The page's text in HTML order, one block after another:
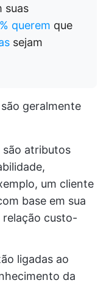
suas
querem que
sejam
geralmente
são atributos
um cliente
base em sua
custo-
ligadas ao
da